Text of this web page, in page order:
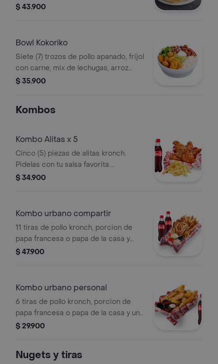
eleccion
$ 43.900
Bowl Kokoriko
Siete (7) trozos de pollo apanado, frijol
con carne, mix de lechugas, arroz
blanco; acompañados de pico de
$ 35.900
Kombos
Kombo Alitas x 5
Cinco (5) piezas de alitas kronch.
Pidelas con tu salsa favorita.
acompanadas de media porcion de
$ 34.900
Kombo urbano compartir
11 tiras de pollo kronch, porcion de
papa francesa o papa de la casa y
dos bebidas a eleccion.
$ 47.900
Kombo urbano personal
6 tiras de pollo kronch, porcion de
papa francesa o papa de la casa y una
bebidas a eleccion
$ 29.900
Nugets y tiras